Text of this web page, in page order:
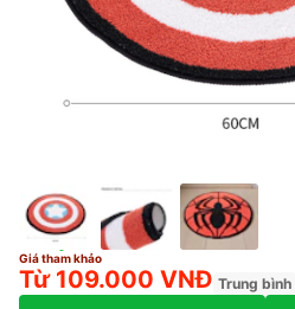
Giá tham khảo
Từ 109.000 VNĐ Trung bình